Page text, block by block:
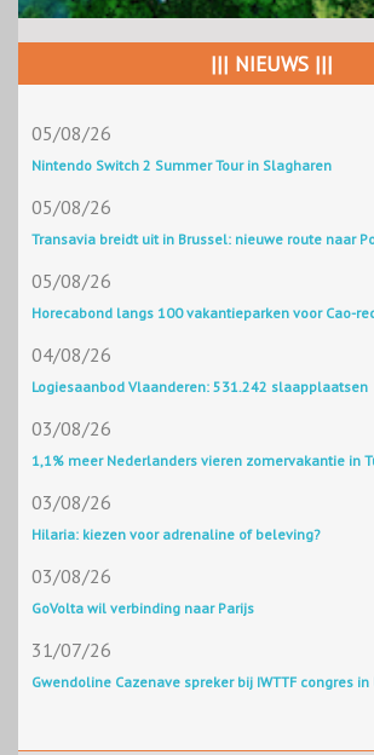
||| NIEUWS |||
05/08/26
Nintendo Switch 2 Summer Tour in Slagharen
05/08/26
Transavia breidt uit in Brussel: nieuwe route naar
05/08/26
Horecabond langs 100 vakantieparken voor Cao-
04/08/26
Logiesaanbod Vlaanderen: 531.242 slaapplaatsen
03/08/26
1,1% meer Nederlanders vieren zomervakantie in
03/08/26
Hilaria: kiezen voor adrenaline of beleving?
03/08/26
GoVolta wil verbinding naar Parijs
31/07/26
Gwendoline Cazenave spreker bij IWTTF congres in